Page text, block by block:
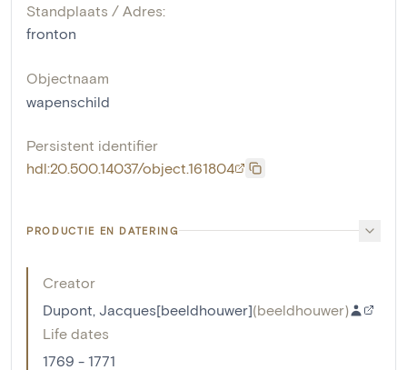
Standplaats / Adres:
fronton
Objectnaam
wapenschild
Persistent identifier
hdl:20.500.14037/object.161804
PRODUCTIE EN DATERING
Creator
Dupont, Jacques[beeldhouwer](beeldhouwer)
Life dates
1769 - 1771